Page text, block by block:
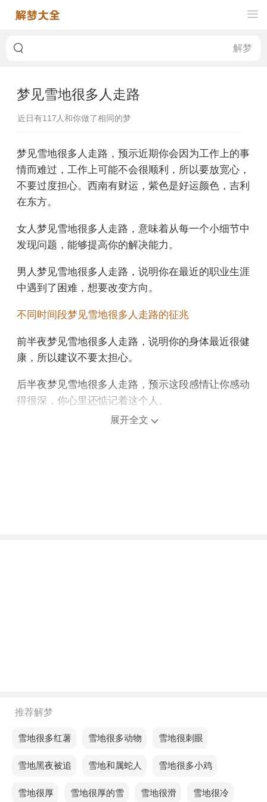
梦见雪地很多人走路
近日有117人和你做了相同的梦
梦见雪地很多人走路，预示近期你会因为工作上的事
情而难过，工作上可能不会很顺利，所以要放宽心，
不要过度担心。西南有财运，紫色是好运颜色，吉利
在东方。
女人梦见雪地很多人走路，意味着从每一个小细节中
发现问题，能够提高你的解决能力。
男人梦见雪地很多人走路，说明你在最近的职业生涯
中遇到了困难，想要改变方向。
不同时间段梦见雪地很多人走路的征兆
前半夜梦见雪地很多人走路，说明你的身体最近很健
康，所以建议不要太担心。
后半夜梦见雪地很多人走路，预示这段感情让你感动
得很深，你心里还惦记着这个人。
上午梦见雪地很多人走路，意味着生活中的一些问题
不同的人梦见雪地很多人走路预示着什么？
单身的人梦见雪地很多人走路，努力的方向已经正
将要求你突破自我局限。
展开全文
推荐解梦
梦见雪地很多红薯梦见雪地很多动物梦见雪地很刺眼
梦见雪地黑夜被追 梦见雪地和属蛇人 梦见雪地很多小鸡
梦见雪地很厚梦见雪地很厚的雪梦见雪地很滑梦见雪地很冷